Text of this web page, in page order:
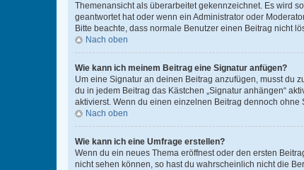
Themenansicht als überarbeitet gekennzeichnet. Es wird
geantwortet hat oder wenn ein Administrator oder
Bitte beachte, dass normale Benutzer einen Beitrag nicht
Nach oben
Wie kann ich meinem Beitrag eine Signatur anfügen?
Um eine Signatur an deinen Beitrag anzufügen, musst du
du in jedem Beitrag das Kästchen „Signatur anhängen“
aktivierst. Wenn du einen einzelnen Beitrag dennoch
Nach oben
Wie kann ich eine Umfrage erstellen?
Wenn du ein neues Thema eröffnest oder den ersten
nicht sehen können, so hast du wahrscheinlich nicht die